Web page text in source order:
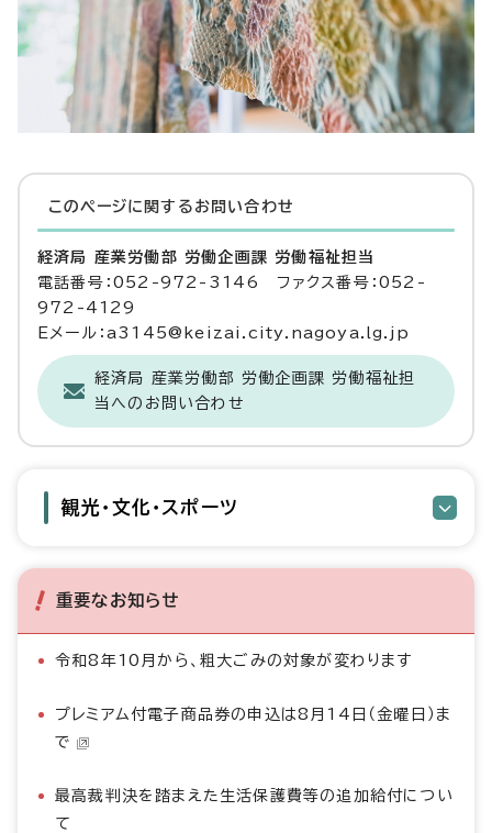
このページに関する お問い合わせ
経済局 産業労働部 労働企画課 労働福祉担当
電話番号：052-972-3146 ファクス番号：052-
972-4129
Eメール：a3145@keizai.city.nagoya.lg.jp
経済局 産業労働部 労働企画課 労働福祉担
当へのお問い合わせ
観光・文化・スポーツ
重要なお知らせ
令和8年10月から、粗大ごみの対象が変わります
プレミアム付電子商品券の申込は8月14日（金曜日）ま
で
最高裁判決を踏まえた生活保護費等の追加給付につい
て